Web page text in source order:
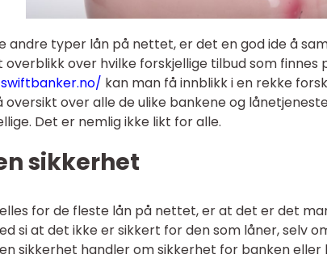
andre typer lån på nettet, er det en god ide å
overblikk over hvilke forskjellige tilbud som finnes
kan man få innblikk i en rekke
oversikt over alle de ulike bankene og
Det er nemlig ikke likt for alle.
sikkerhet
for de fleste lån på nettet, er at det er det
si at det ikke er sikkert for den som låner, selv
sikkerhet handler om sikkerhet for banken